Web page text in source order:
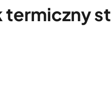
termiczny